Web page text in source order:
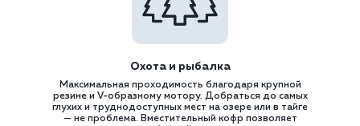
Охота и рыбалка
Максимальная проходимость благодаря крупной
резине и V-образному мотору. Добраться до самых
глухих и труднодоступных мест на озере или в тайге
— не проблема. Вместительный кофр позволяет